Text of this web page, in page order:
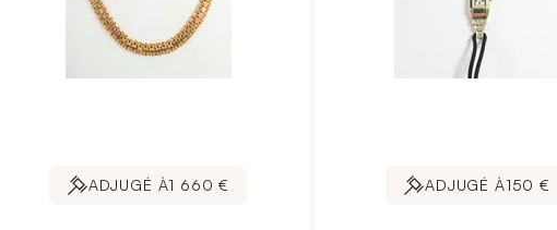
ADJUGÉ À1 660 € ADJUGÉ À150 €